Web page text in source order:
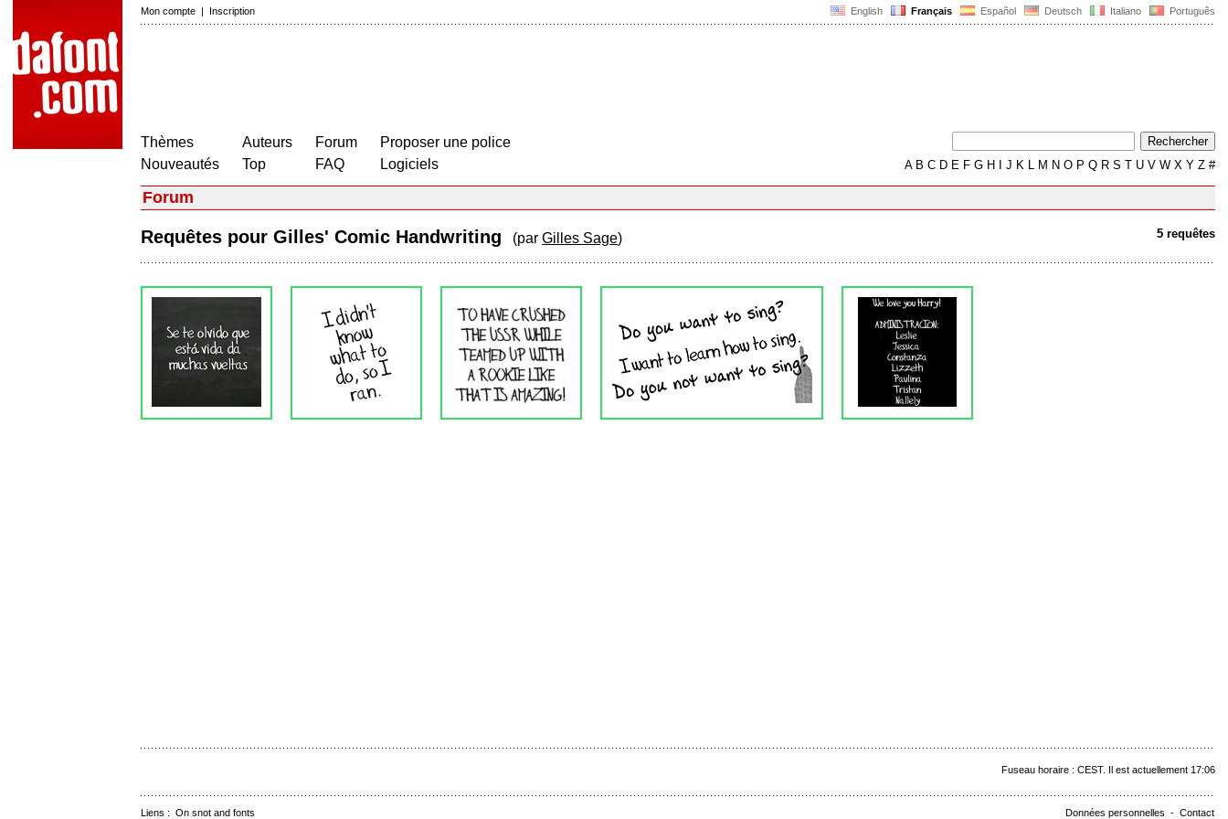
English Français Español Deutsch Italiano Português
Mon compte | Inscription
Thèmes
Nouveautés
Auteurs
Top
Forum
FAQ
Proposer une police
Logiciels
AB C D E F G H J K L M N O P Q R S T U V W X Y Z #
Forum
5 requêtes
Requêtes pour Gilles' Comic Handwriting (par Gilles Sage)
Fuseau horaire : CEST. Il est actuellement 17:06
Données personnelles - Contact
Liens : On snot and fonts